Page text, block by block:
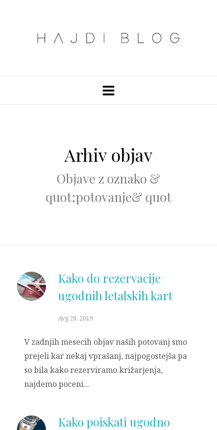
Arhiv objav
Objave z oznako &
quot;potovanje& quot
Kako do rezervacije
ugodnih letalskih kart
Avg 28, 2019
V zadnjih mesecih objav naših potovanj smo
prejeli kar nekaj vprašanj, najpogostejša pa
so bila kako rezerviramo križarjenja,
najdemo poceni...
Kako poiskati ugodno